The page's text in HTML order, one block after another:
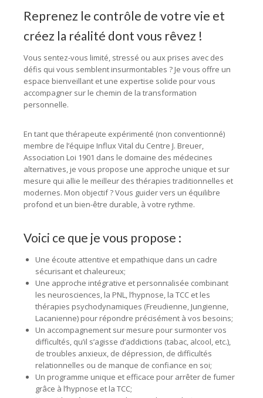
Reprenez le contrôle de votre vie et
créez la réalité dont vous rêvez !
Vous sentez-vous limité, stressé ou aux prises avec des
défis qui vous semblent insurmontables ? Je vous offre un
espace bienveillant et une expertise solide pour vous
accompagner sur le chemin de la transformation
personnelle.
En tant que thérapeute expérimenté (non conventionné)
membre de l’équipe Influx Vital du Centre J. Breuer,
Association Loi 1901 dans le domaine des médecines
alternatives, je vous propose une approche unique et sur
mesure qui allie le meilleur des thérapies traditionnelles et
modernes. Mon objectif ? Vous guider vers un équilibre
profond et un bien-être durable, à votre rythme.
Voici ce que je vous propose :
Une écoute attentive et empathique dans un cadre
sécurisant et chaleureux;
Une approche intégrative et personnalisée combinant
les neurosciences, la PNL, l’hypnose, la TCC et les
thérapies psychodynamiques (Freudienne, Jungienne,
Lacanienne) pour répondre précisément à vos besoins;
Un accompagnement sur mesure pour surmonter vos
difficultés, qu’il s’agisse d’addictions (tabac, alcool, etc.),
de troubles anxieux, de dépression, de difficultés
relationnelles ou de manque de confiance en soi;
Un programme unique et efficace pour arrêter de fumer
grâce à l’hypnose et la TCC;